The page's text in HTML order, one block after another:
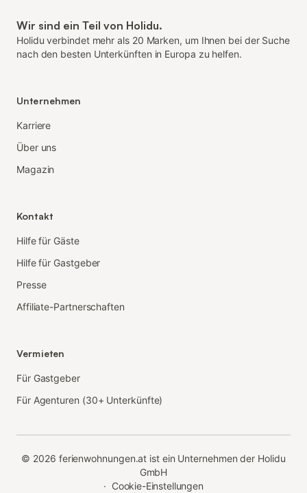
Wir sind ein Teil von Holidu.
Holidu verbindet mehr als 20 Marken, um Ihnen bei der Suche
nach den besten Unterkünften in Europa zu helfen.
Unternehmen
Karriere
Über uns
Magazin
Kontakt
Hilfe für Gäste
Hilfe für Gastgeber
Presse
Affiliate-Partnerschaften
Vermieten
Für Gastgeber
Für Agenturen (30+ Unterkünfte)
© 2026 ferienwohnungen.at ist ein Unternehmen der Holidu
GmbH
· Cookie-Einstellungen